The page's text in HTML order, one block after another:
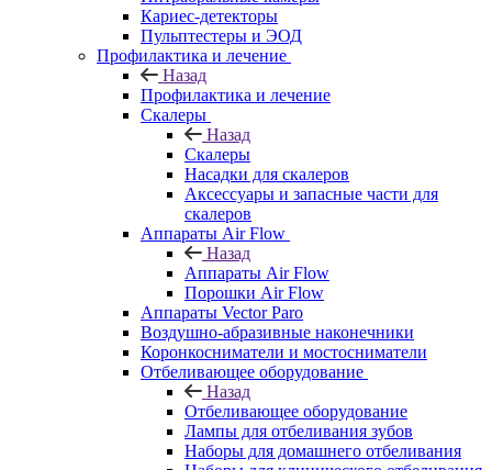
Кариес-детекторы
Пульптестеры и ЭОД
Профилактика и лечение
Назад
Профилактика и лечение
Скалеры
Назад
Скалеры
Насадки для скалеров
Аксессуары и запасные части для
скалеров
Аппараты Air Flow
Назад
Аппараты Air Flow
Порошки Air Flow
Аппараты Vector Paro
Воздушно-абразивные наконечники
Коронкосниматели и мостосниматели
Отбеливающее оборудование
Назад
Отбеливающее оборудование
Лампы для отбеливания зубов
Наборы для домашнего отбеливания